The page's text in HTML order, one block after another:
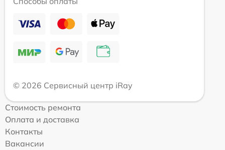
© 2026 Сервисный центр iRay
Стоимость ремонта
Оплата и доставка
Контакты
Вакансии